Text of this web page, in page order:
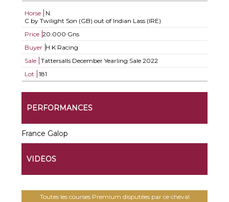
Horse
N.
C by Twilight Son (GB) out of Indian Lass (IRE)
Price 20.000 Gns
Buyer H K Racing
Sale
Tattersalls December Yearling Sale 2022
Lot
181
PERFORMANCES
France Galop
VIDEOS
Toutes les courses Premium disputées par ce cheval